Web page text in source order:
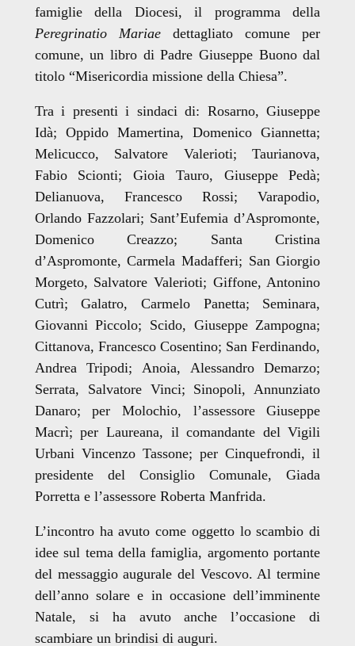
famiglie della Diocesi, il programma della
Peregrinatio Mariaedettagliato comune per
comune, un libro di Padre Giuseppe Buono dal
titolo “Misericordia missione della Chiesa”.
Tra i presenti i sindaci di: Rosarno, Giuseppe
Idà; Oppido Mamertina, Domenico Giannetta;
Melicucco, Salvatore Valerioti; Taurianova,
Fabio Scionti; Gioia Tauro, Giuseppe Pedà;
Delianuova, Francesco Rossi; Varapodio,
Orlando Fazzolari; Sant’Eufemia d’Aspromonte,
Domenico Creazzo; Santa Cristina
d’Aspromonte, Carmela Madafferi; San Giorgio
Morgeto, Salvatore Valerioti; Giffone, Antonino
Cutrì; Galatro, Carmelo Panetta; Seminara,
Giovanni Piccolo; Scido, Giuseppe Zampogna;
Cittanova, Francesco Cosentino; San Ferdinando,
Andrea Tripodi; Anoia, Alessandro Demarzo;
Serrata, Salvatore Vinci; Sinopoli, Annunziato
Danaro; per Molochio, l’assessore Giuseppe
Macrì; per Laureana, il comandante del Vigili
Urbani Vincenzo Tassone; per Cinquefrondi, il
presidente del Consiglio Comunale, Giada
Porretta e l’assessore Roberta Manfrida.
L’incontro ha avuto come oggetto lo scambio di
idee sul tema della famiglia, argomento portante
del messaggio augurale del Vescovo. Al termine
dell’anno solare e in occasione dell’imminente
Natale, si ha avuto anche l’occasione di
scambiare un brindisi di auguri.